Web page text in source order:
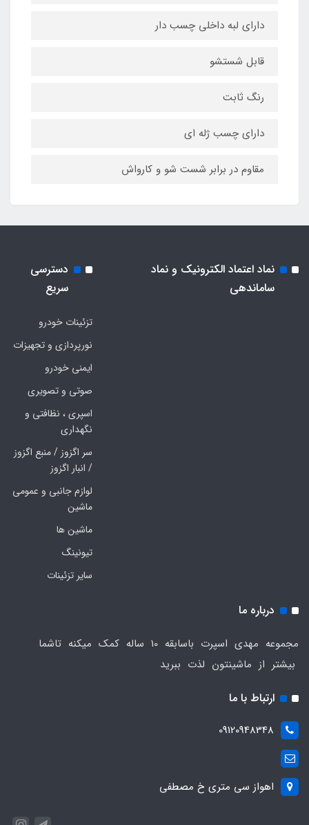
دارای لبه داخلی چسب دار
قابل شستشو
رنگ ثابت
دارای چسب ژله ای
مقاوم در برابر شست شو و کارواش
نماد اعتماد الکترونیک و نماد
ساماندهی
دسترسی
سریع
تزئینات خودرو
نورپردازی و تجهیزات
ایمنی خودرو
صوتی و تصویری
اسپری ، نظافتی و
نگهداری
سر اگزوز / منبع اگزوز
/ انبار اگزوز
لوازم جانبی و عمومی
ماشین
ماشین ها
تیونینگ
سایر تزئینات
درباره ما
مجموعه مهدی اسپرت باسابقه 10 ساله کمک میکنه تاشما
بیشتر از ماشینتون لذت ببرید
ارتباط با ما
09120948348
اهواز سی متری خ مصطفی